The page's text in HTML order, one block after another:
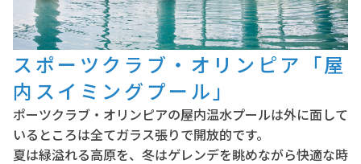
スポーツクラブ・オリンピア「屋
内スイミングプール」
ポーツクラブ・オリンピアの屋内温水プールは外に面して
いるところは全てガラス張りで開放的です。
夏は緑溢れる高原を、冬はゲレンデを眺めながら快適な時